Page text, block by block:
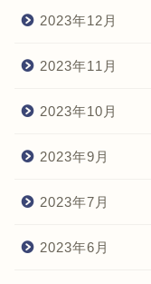
2023年12月
2023年11月
2023年10月
2023年9月
2023年7月
2023年6月